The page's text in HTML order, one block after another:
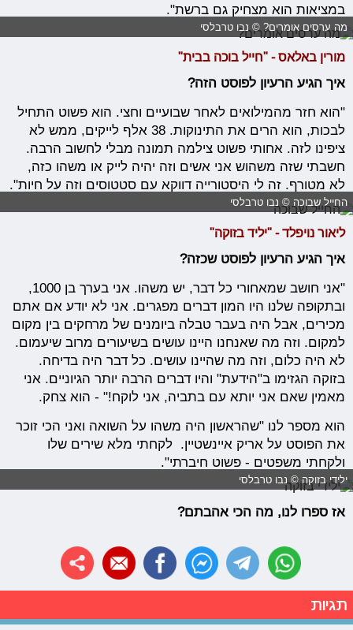
במציאות הוא מצחיק גם ברשת".
מה ערסים אומרים? © נבו טרבלסי
מורין באלאס - "חייל בוכה בבית"
איך הגיע הרעיון לפוסט הזה?
"הוא חזר מהמילואים לאחר שבועיים וחצי. הוא פשוט התחיל
לבכות, הוא הרים את התינוקות. 38 אלף לייקים, ממש לא
ציפינו לזה. אחותי פשוט צילמה תמונה מבלי לחשוב הרבה.
חשבתי שזה משהוש אני אשים וזה יהיה לייק או משהו כזה,
לא מטורף. זה לי היסטורייה דווקא עם סטטוסים וזה על חיות".
החייל שבוכה © נבו טרבלסי
ליאור נויפלד - "יליד בזוקה"
איך הגיע הרעיון לפוסט שכזה?
"אני חושב שמאחורי כל דבר, יש משהו. אני בערך בן 1000,
ובתקופה שלנו היו המון דברים מפגרים. אני לא יודע אם אתם
מכירים, אבל היה בעבר טבלה ביומנים של מרחקים בין מקום
למקום. וזה מה שאנחנו היינו עושים בשיעורים מרוב שיעמום.
לא היה כלום, וזה מה שהיינו עושים. כל דבר היה בדיחה.
בזוקה הגזימו ב"הידעת" והיו דברים הרבה יותר הגיוניים. אני
מאמין שאם אני יותא עם בתביה, אני לוקח!" - הוא צחק.
הוא מספר לנו "שהראשון היה משהו על השואה ואני הכי זוכר
את הפוסט על אריק איינשטיין. לקחתי מלא שירים שלו
ולקחתי משפטים - פשוט חיברתי".
ילידי בזוקה © נבו טרבלסי
אז ספרו לנו, מה הכי אהבתם?
תגיות